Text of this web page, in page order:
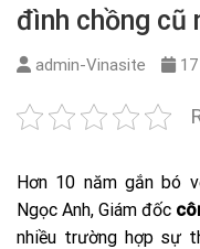
đình chồng cũ
admin-Vinasite
Hơn 10 năm gắn bó
Ngọc Anh, Giám đốc
nhiều trường hợp sự